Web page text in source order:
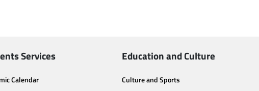
Services
Calendar
Education and Culture
Culture and Sports